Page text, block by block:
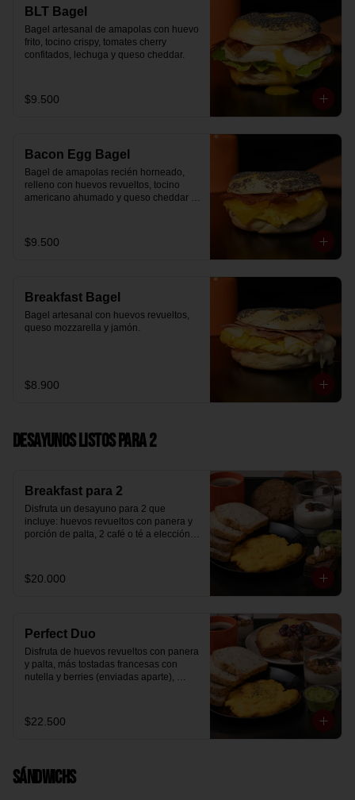
BLT Bagel
Bagel artesanal de amapolas con huevo
frito, tocino crispy, tomates cherry
confitados, lechuga y queso cheddar.
$9.500
Bacon Egg Bagel
Bagel de amapolas recién horneado,
relleno con huevos revueltos, tocino
americano ahumado y queso cheddar
$9.500
Breakfast Bagel
Bagel artesanal con huevos revueltos,
queso mozzarella y jamón.
$8.900
Desayunos Listos para 2
Breakfast para 2
Disfruta un desayuno para 2 que
incluye: huevos revueltos con panera y
porción de palta, 2 café o té a elección, 2
hecha en casa, un mini brownie y galleta
de avena para compartir.
$20.000
Perfect Duo
Disfruta de huevos revueltos con panera
y palta, más tostadas francesas con
nutella y berries (enviadas aparte),
mermelada de arándanos y granola
hecha en casa.
$22.500
Sándwichs